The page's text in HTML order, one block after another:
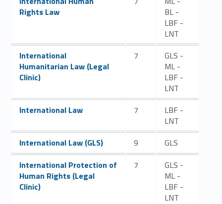
Rights Law
BL -
LBF -
LNT
Link identifier #identifier__143144-40
International
Humanitarian Law (Legal
Clinic)
7
GLS -
ML -
LBF -
LNT
Link identifier #identifier__7967-41
International Law 7
LBF -
LNT
Link identifier #identifier__169600-42
International Law (GLS) 9
GLS
Link identifier #identifier__103547-43
International Protection of
Human Rights (Legal
Clinic)
7
GLS -
ML -
LBF -
LNT